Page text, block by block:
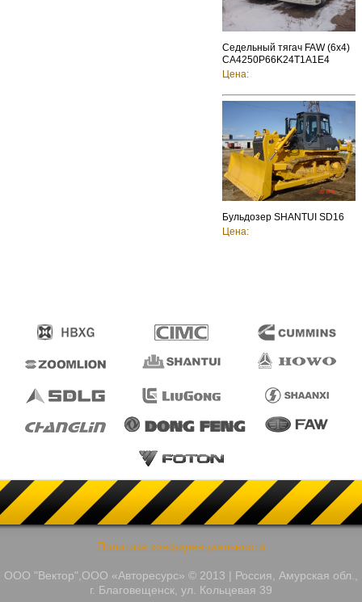
Седельный тягач FAW (6x4)
CA4250P66K24T1A1E4
Цена:
Бульдозер SHANTUI SD16
Цена:
Политика конфиденциальности
ООО "Вектор",ООО «Авторесурс» © 2013 | Россия, Амурская обл.,
г. Благовещенск, ул. Кольцевая 39